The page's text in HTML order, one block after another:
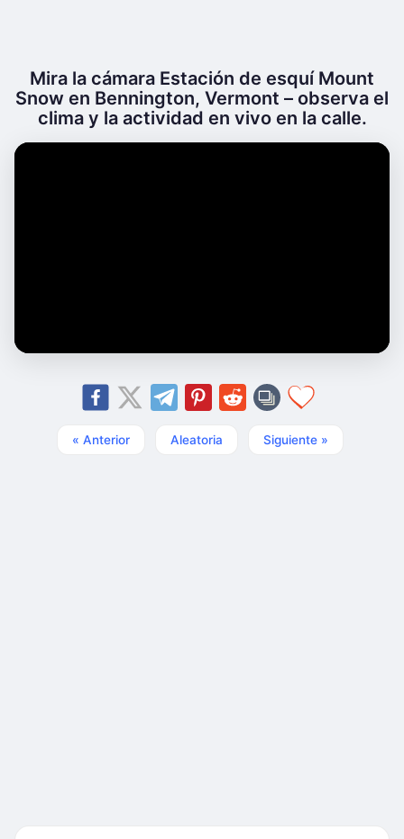
Mira la cámara Estación de esquí Mount
Snow en Bennington, Vermont – observa el
clima y la actividad en vivo en la calle.
« Anterior Aleatoria Siguiente »